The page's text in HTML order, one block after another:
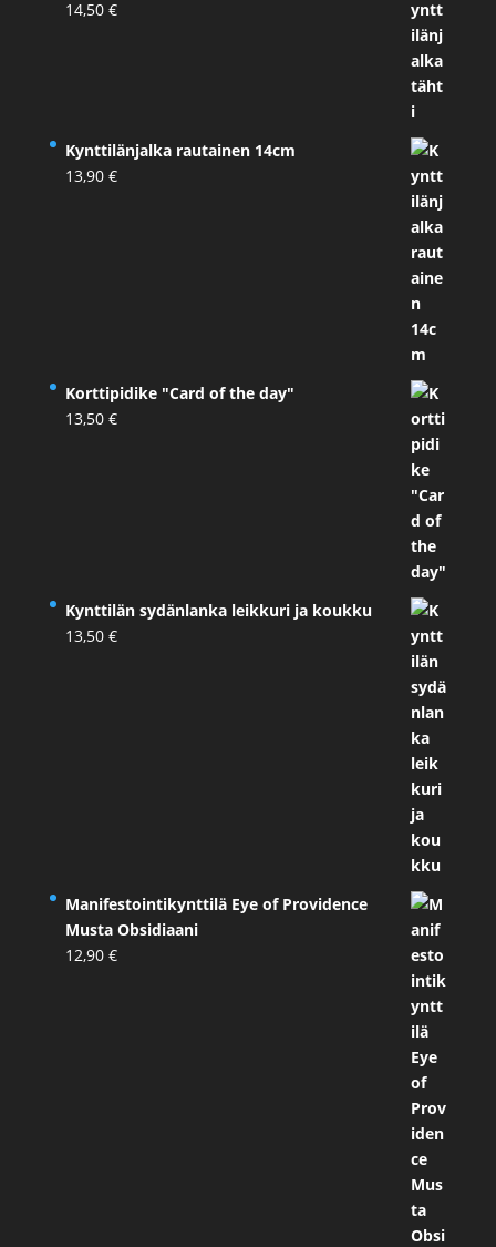
14,50 €
Kynttilänjalka rautainen 14cm
13,90 €
Korttipidike "Card of the day"
13,50 €
Kynttilän sydänlanka leikkuri ja koukku
13,50 €
Manifestointikynttilä Eye of Providence
Musta Obsidiaani
12,90 €